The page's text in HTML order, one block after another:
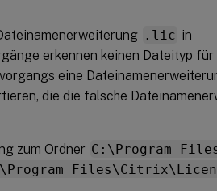
.lic in
erkennen keinen Dateityp für
eine
die die falsche
zum Ordner C:\Program